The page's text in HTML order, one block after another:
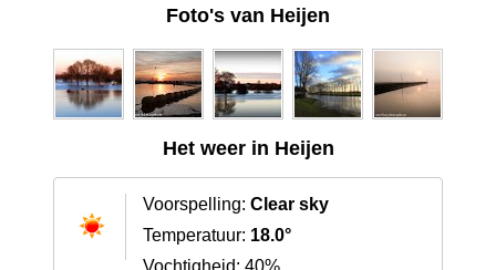
Foto's van Heijen
Het weer in Heijen
Voorspelling: Clear sky
Temperatuur: 18.0°